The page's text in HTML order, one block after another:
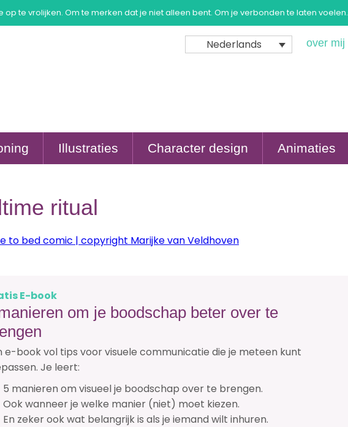
op te vrolijken. Om te merken dat je niet alleen bent. Om je verbonden te laten voelen.
over mij
Nederlands
Illustraties Character design Animaties
ritual
E-book
om je boodschap beter over te
e-book vol tips voor visuele communicatie die je meteen kunt
Je leert:
5 manieren om visueel je boodschap over te brengen.
Ook wanneer je welke manier (niet) moet kiezen.
En zeker ook wat belangrijk is als je iemand wilt inhuren.